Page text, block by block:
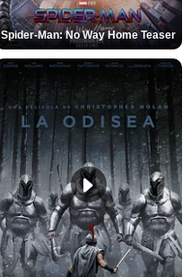
Spider-Man: No Way Home Teaser